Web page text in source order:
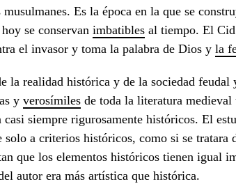
Es la época en la que se
se conservan imbatibles al tiempo. El Cid
el invasor y toma la palabra de Dios y la
la realidad histórica y de la sociedad feudal
y verosímiles de toda la literatura
casi siempre rigurosamente históricos. El
solo a criterios históricos, como si se tratara
que los elementos históricos tienen igual
autor era más artística que histórica.